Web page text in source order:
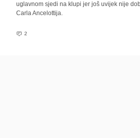
uglavnom sjedi na klupi jer još uvijek nije
Carla Ancelottija.
2